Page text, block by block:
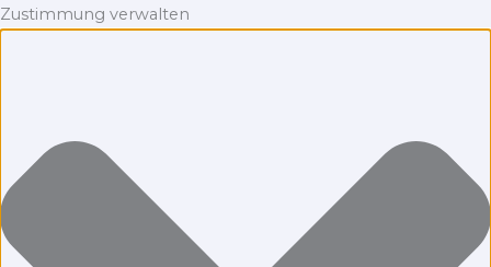
Zustimmung verwalten